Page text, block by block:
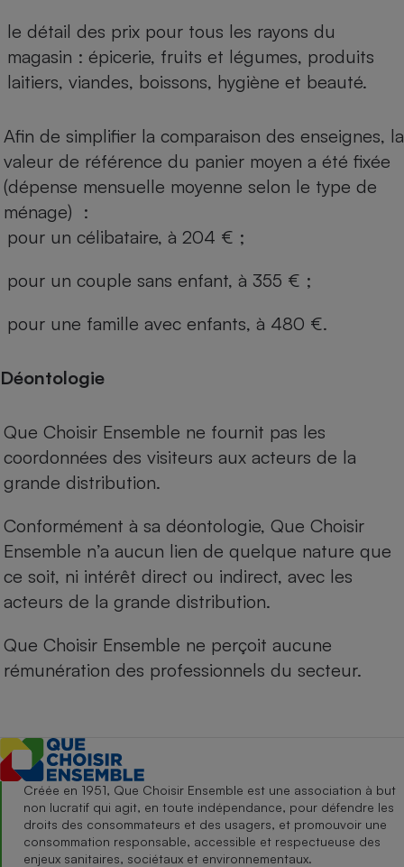
le détail des prix pour tous les rayons du
magasin : épicerie, fruits et légumes, produits
laitiers, viandes, boissons, hygiène et beauté.
Afin de simplifier la comparaison des enseignes, la
valeur de référence du panier moyen a été fixée
(dépense mensuelle moyenne selon le type de
ménage) :
pour un célibataire, à 204 € ;
pour un couple sans enfant, à 355 € ;
pour une famille avec enfants, à 480 €.
Déontologie
Que Choisir Ensemble ne fournit pas les
coordonnées des visiteurs aux acteurs de la
grande distribution.
Conformément à sa déontologie, Que Choisir
Ensemble n’a aucun lien de quelque nature que
ce soit, ni intérêt direct ou indirect, avec les
acteurs de la grande distribution.
Que Choisir Ensemble ne perçoit aucune
rémunération des professionnels du secteur.
Créée en 1951, Que Choisir Ensemble est une association à but
non lucratif qui agit, en toute indépendance, pour défendre les
droits des consommateurs et des usagers, et promouvoir une
consommation responsable, accessible et respectueuse des
enjeux sanitaires, sociétaux et environnementaux.